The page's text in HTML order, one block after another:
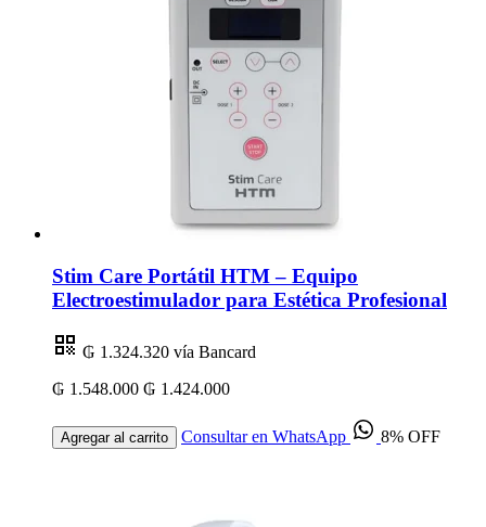
Stim Care Portátil HTM – Equipo
Electroestimulador para Estética Profesional
₲ 1.324.320 vía Bancard
₲ 1.548.000 ₲ 1.424.000
Agregar al carrito Consultar en WhatsApp 8% OFF